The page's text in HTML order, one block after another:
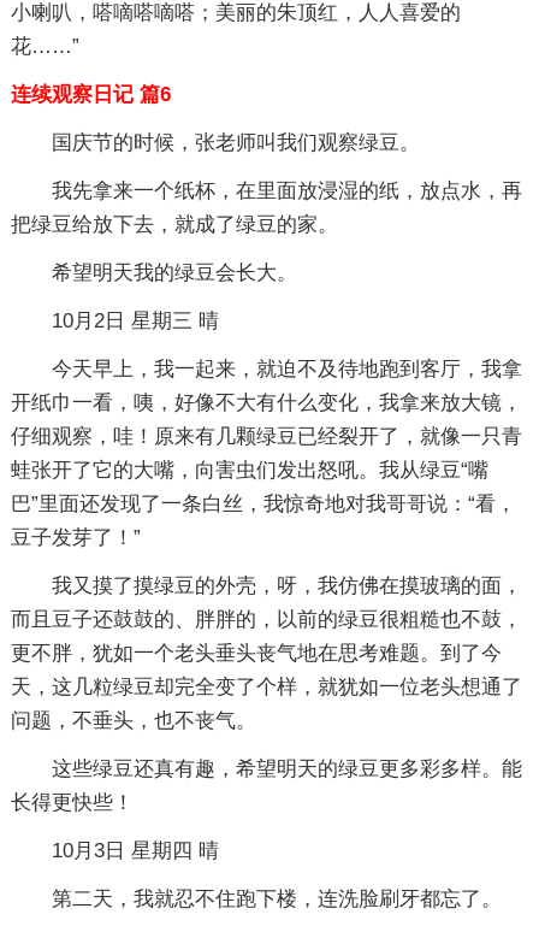
小喇叭，嗒嘀嗒嘀嗒；美丽的朱顶红，人人喜爱的
花……”
连续观察日记 篇6
国庆节的时候，张老师叫我们观察绿豆。
我先拿来一个纸杯，在里面放浸湿的纸，放点水，再
把绿豆给放下去，就成了绿豆的家。
希望明天我的绿豆会长大。
10月2日 星期三 晴
今天早上，我一起来，就迫不及待地跑到客厅，我拿
开纸巾一看，咦，好像不大有什么变化，我拿来放大镜，
仔细观察，哇！原来有几颗绿豆已经裂开了，就像一只青
蛙张开了它的大嘴，向害虫们发出怒吼。我从绿豆“嘴
巴”里面还发现了一条白丝，我惊奇地对我哥哥说：“看，
豆子发芽了！”
我又摸了摸绿豆的外壳，呀，我仿佛在摸玻璃的面，
而且豆子还鼓鼓的、胖胖的，以前的绿豆很粗糙也不鼓，
更不胖，犹如一个老头垂头丧气地在思考难题。到了今
天，这几粒绿豆却完全变了个样，就犹如一位老头想通了
问题，不垂头，也不丧气。
这些绿豆还真有趣，希望明天的绿豆更多彩多样。能
长得更快些！
10月3日 星期四 晴
第二天，我就忍不住跑下楼，连洗脸刷牙都忘了。